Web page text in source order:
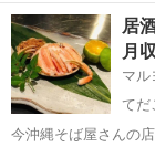
理経験者、大歓迎 未経験者でも
月8〜10日休日有り 要 普通運転免許 試用期間後に能力により即昇給あ
り！ ...
沖縄 沖縄市
居
月
マル
てだ
今沖縄そば屋さんの